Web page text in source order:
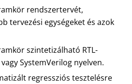
rendszertervét,
tervezési egységeket és azok
szintetizálható RTL-
SystemVerilog nyelven.
regressziós tesztelésre